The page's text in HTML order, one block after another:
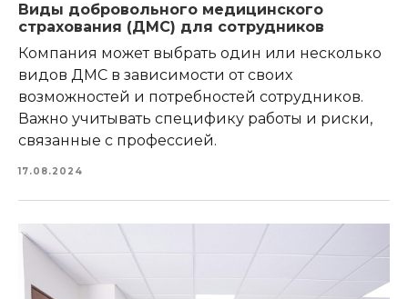
Виды добровольного медицинского
страхования (ДМС) для сотрудников
Компания может выбрать один или несколько
видов ДМС в зависимости от своих
возможностей и потребностей сотрудников.
Важно учитывать специфику работы и риски,
связанные с профессией.
17.08.2024